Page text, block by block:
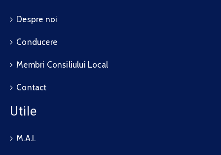
Despre noi
Conducere
Membri Consiliului Local
Contact
Utile
M.A.I.